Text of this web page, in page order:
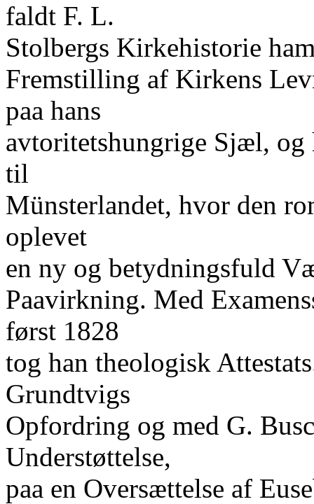
faldt F. L.
Stolbergs Kirkehistorie
Fremstilling af Kirkens
paa hans
avtoritetshungrige Sjæl, og
til
Münsterlandet, hvor den
oplevet
en ny og betydningsfuld
Paavirkning. Med
først 1828
tog han theologisk
Grundtvigs
Opfordring og med G.
Understøttelse,
paa en Oversættelse af